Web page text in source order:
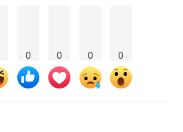
0 0 0 0